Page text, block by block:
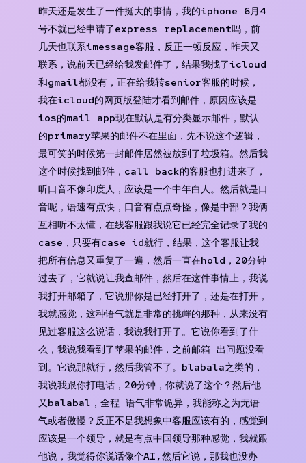
昨天还是发生了一件挺大的事情，我的iphone 6月4
号不就已经申请了express replacement吗，前
几天也联系imessage客服，反正一顿反应，昨天又
联系，说前天已经给我发邮件了，结果我找了icloud
和gmail都没有，正在给我转senior客服的时候，
我在icloud的网页版登陆才看到邮件，原因应该是
ios的mail app现在默认是有分类显示邮件，默认
的primary苹果的邮件不在里面，先不说这个逻辑，
最可笑的时候第一封邮件居然被放到了垃圾箱。然后我
这个时候找到邮件，call back的客服也打进来了，
听口音不像印度人，应该是一个中年白人。然后就是口
音呢，语速有点快，口音有点点奇怪，像是中部？我俩
互相听不太懂，在线客服跟我说它已经完全记录了我的
case，只要有case id就行，结果，这个客服让我
把所有信息又重复了一遍，然后一直在hold，20分钟
过去了，它就说让我查邮件，然后在这件事情上，我说
我打开邮箱了，它说那你是已经打开了，还是在打开，
我就感觉，这种语气就是非常的挑衅的那种，从来没有
见过客服这么说话，我说我打开了。它说你看到了什
么，我说我看到了苹果的邮件，之前邮箱 出问题没看
到。它说那就行，然后我管不了。blabala之类的，
我说我跟你打电话，20分钟，你就说了这个？然后他
又balabal，全程 语气非常诡异，我能称之为无语
气或者傲慢？反正不是我想象中客服应该有的，感觉到
应该是一个领导，就是有点中国领导那种感觉，我就跟
他说，我觉得你说话像个AI,然后它说，那我也没办